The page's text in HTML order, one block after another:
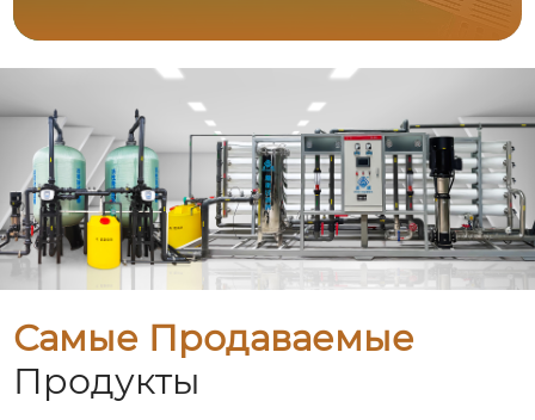
Самые Продаваемые
Продукты